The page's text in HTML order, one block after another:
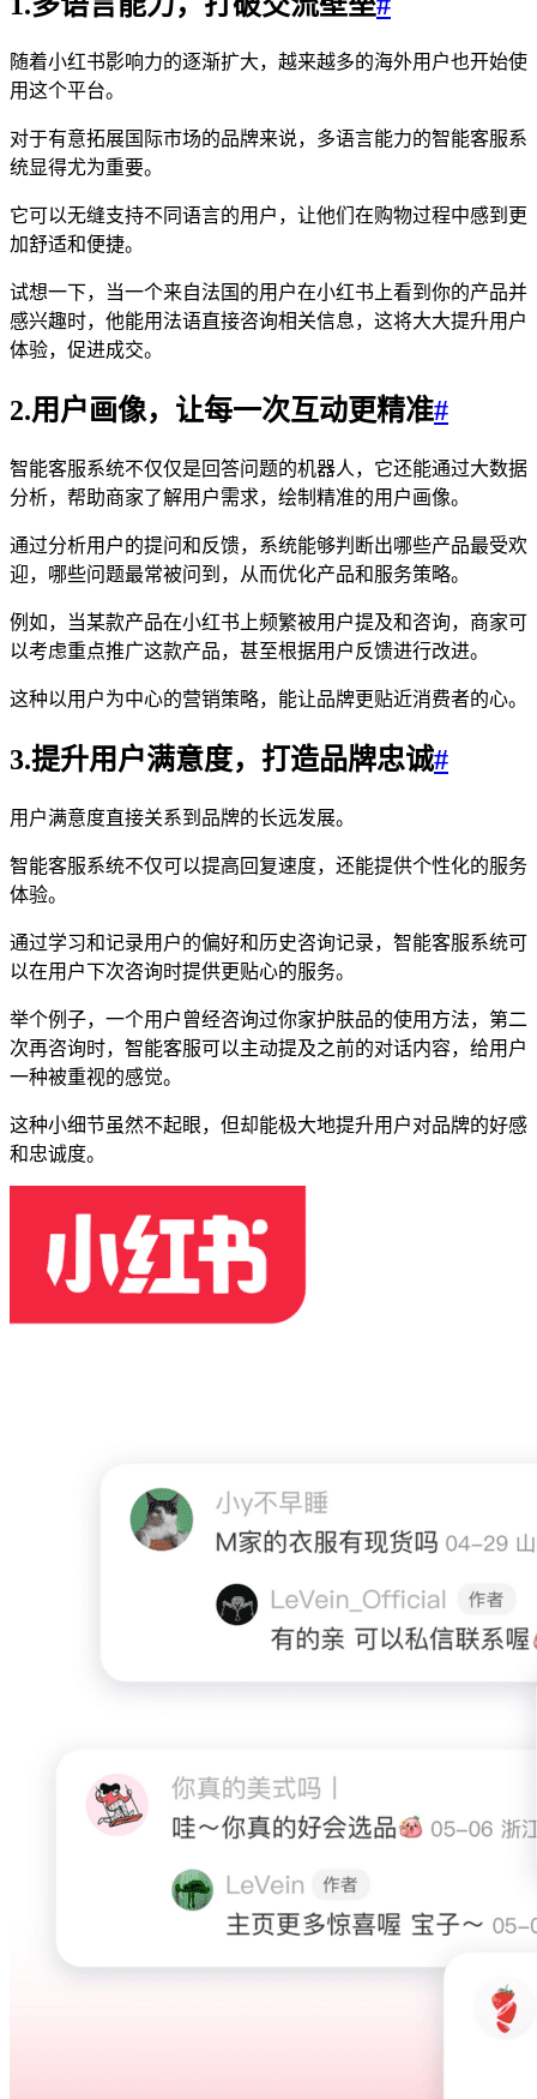
随着小红书影响力的逐渐扩大，越来越多的海外用户也开始使
用这个平台。
对于有意拓展国际市场的品牌来说，多语言能力的智能客服系
统显得尤为重要。
它可以无缝支持不同语言的用户，让他们在购物过程中感到更
加舒适和便捷。
试想一下，当一个来自法国的用户在小红书上看到你的产品并
感兴趣时，他能用法语直接咨询相关信息，这将大大提升用户
体验，促进成交。
2.用户画像，让每一次互动更精准#
智能客服系统不仅仅是回答问题的机器人，它还能通过大数据
分析，帮助商家了解用户需求，绘制精准的用户画像。
通过分析用户的提问和反馈，系统能够判断出哪些产品最受欢
迎，哪些问题最常被问到，从而优化产品和服务策略。
例如，当某款产品在小红书上频繁被用户提及和咨询，商家可
以考虑重点推广这款产品，甚至根据用户反馈进行改进。
这种以用户为中心的营销策略，能让品牌更贴近消费者的心。
3.提升用户满意度，打造品牌忠诚#
用户满意度直接关系到品牌的长远发展。
智能客服系统不仅可以提高回复速度，还能提供个性化的服务
体验。
通过学习和记录用户的偏好和历史咨询记录，智能客服系统可
以在用户下次咨询时提供更贴心的服务。
举个例子，一个用户曾经咨询过你家护肤品的使用方法，第二
次再咨询时，智能客服可以主动提及之前的对话内容，给用户
一种被重视的感觉。
这种小细节虽然不起眼，但却能极大地提升用户对品牌的好感
和忠诚度。